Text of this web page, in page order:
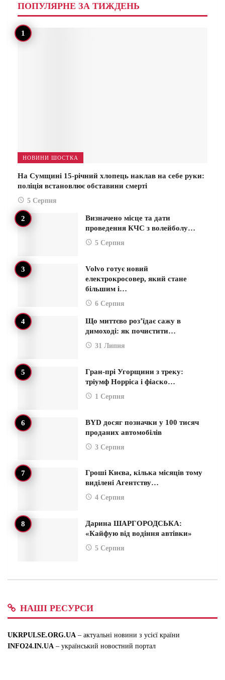
ПОПУЛЯРНЕ ЗА ТИЖДЕНЬ
НОВИНИ ШОСТКА
На Сумщині 15-річний хлопець наклав на себе руки:
поліція встановлює обставини смерті
5 Серпня
Визначено місце та дати
проведення КЧС з волейболу…
5 Серпня
Volvo готує новий
електрокросовер, який стане
більшим і…
6 Серпня
Що миттєво роз’їдає сажу в
димоході: як почистити…
31 Липня
Гран-прі Угорщини з треку:
тріумф Норріса і фіаско…
1 Серпня
BYD досяг позначки у 100 тисяч
проданих автомобілів
3 Серпня
Гроші Києва, кілька місяців тому
виділені Агентству…
4 Серпня
Дарина ШАРГОРОДСЬКА:
«Кайфую від водіння автівки»
5 Серпня
НАШІ РЕСУРСИ
UKRPULSE.ORG.UA – актуальні новини з усієї країни
INFO24.IN.UA – український новостний портал